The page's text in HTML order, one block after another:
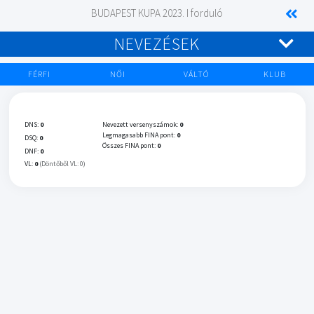
BUDAPEST KUPA 2023. I forduló
NEVEZÉSEK
FÉRFI NŐI VÁLTÓ KLUB
DNS: 0
DSQ: 0
DNF: 0
VL: 0 (Döntőből VL: 0)
Nevezett versenyszámok: 0
Legmagasabb FINA pont: 0
Összes FINA pont: 0